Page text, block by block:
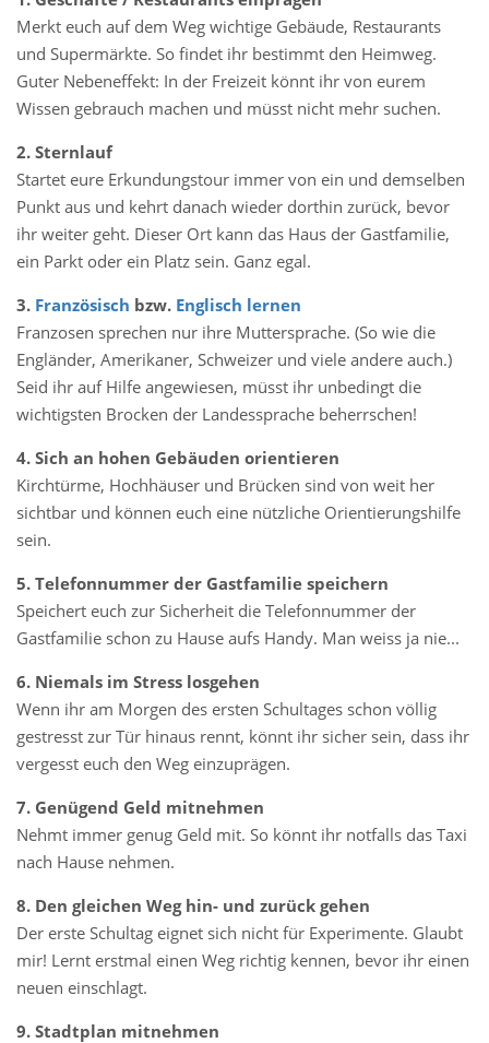
Merkt euch auf dem Weg wichtige Gebäude, Restaurants
und Supermärkte. So findet ihr bestimmt den Heimweg.
Guter Nebeneffekt: In der Freizeit könnt ihr von eurem
Wissen gebrauch machen und müsst nicht mehr suchen.
2. Sternlauf
Startet eure Erkundungstour immer von ein und demselben
Punkt aus und kehrt danach wieder dorthin zurück, bevor
ihr weiter geht. Dieser Ort kann das Haus der Gastfamilie,
ein Parkt oder ein Platz sein. Ganz egal.
3. Französisch bzw. Englisch lernen
Franzosen sprechen nur ihre Muttersprache. (So wie die
Engländer, Amerikaner, Schweizer und viele andere auch.)
Seid ihr auf Hilfe angewiesen, müsst ihr unbedingt die
wichtigsten Brocken der Landessprache beherrschen!
4. Sich an hohen Gebäuden orientieren
Kirchtürme, Hochhäuser und Brücken sind von weit her
sichtbar und können euch eine nützliche Orientierungshilfe
sein.
5. Telefonnummer der Gastfamilie speichern
Speichert euch zur Sicherheit die Telefonnummer der
Gastfamilie schon zu Hause aufs Handy. Man weiss ja nie...
6. Niemals im Stress losgehen
Wenn ihr am Morgen des ersten Schultages schon völlig
gestresst zur Tür hinaus rennt, könnt ihr sicher sein, dass ihr
vergesst euch den Weg einzuprägen.
7. Genügend Geld mitnehmen
Nehmt immer genug Geld mit. So könnt ihr notfalls das Taxi
nach Hause nehmen.
8. Den gleichen Weg hin- und zurück gehen
Der erste Schultag eignet sich nicht für Experimente. Glaubt
mir! Lernt erstmal einen Weg richtig kennen, bevor ihr einen
neuen einschlagt.
9. Stadtplan mitnehmen